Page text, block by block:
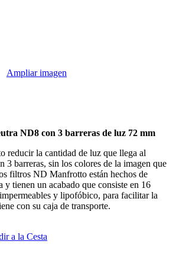
Ampliar imagen
ND8 con 3 barreras de luz 72 mm
la cantidad de luz que llega al
3 barreras, sin los colores de la imagen que
filtros ND Manfrotto están hechos de
tienen un acabado que consiste en 16
y lipofóbico, para facilitar la
con su caja de transporte.
a la Cesta